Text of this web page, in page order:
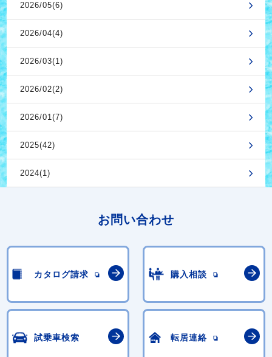
2026/05(6)
2026/04(4)
2026/03(1)
2026/02(2)
2026/01(7)
2025(42)
2024(1)
お問い合わせ
カタログ請求 購入相談
試乗車検索 転居連絡